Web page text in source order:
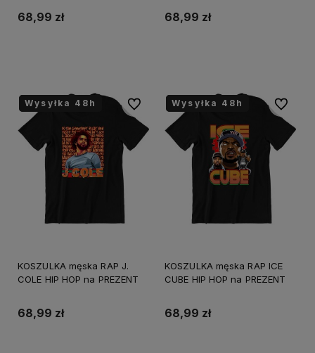
68,99 zł 68,99 zł
Wysyłka 48h
Wysyłka 48h
KOSZULKA męska RAP J.
COLE HIP HOP na PREZENT
68,99 zł
Do ulubionychWysyłka 48h
Wysyłka 48h
KOSZULKA męska RAP ICE
CUBE HIP HOP na PREZENT
68,99 zł
Do